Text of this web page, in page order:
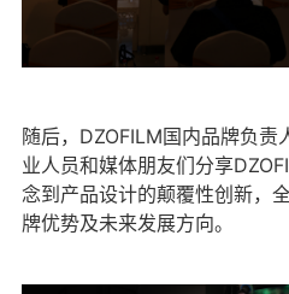
随后，DZOFILM国内品牌负责
业人员和媒体朋友们分享
念到产品设计的颠覆性创新，
牌优势及未来发展方向。